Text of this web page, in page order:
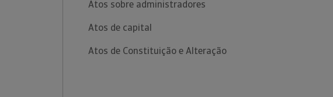
Atos sobre administradores
Atos de capital
Atos de Constituição e Alteração